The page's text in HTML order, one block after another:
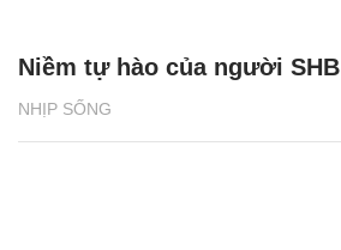
NHỊP SỐNG
Niềm tự hào của người SHB